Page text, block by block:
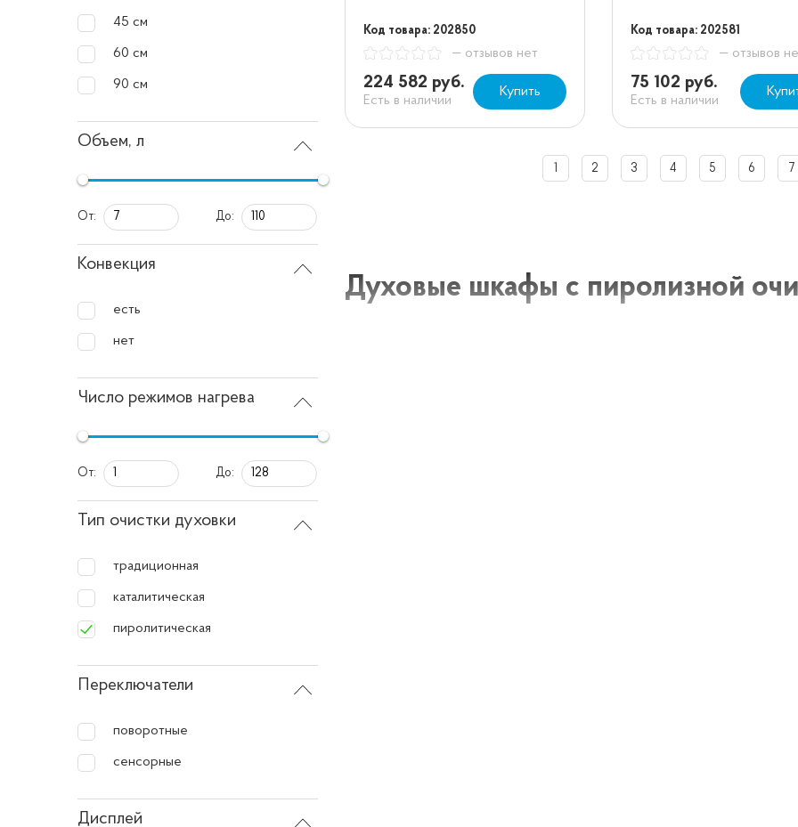
45 см
60 см
90 см
Объем, л
От: До:
Конвекция
есть
нет
Число режимов нагрева
От: До:
Тип очистки духовки
традиционная
каталитическая
пиролитическая
Переключатели
поворотные
сенсорные
Дисплей
Код товара: 202850
— отзывов нет
224 582 руб.
Есть в наличии
Купить
Код товара: 202581
— отзывов
75 102 руб.
Есть в наличии
2 3 4 5 6 7
Духовые шкафы с пиролизной
Духовой шкаф с пиролизной очисткой - это современное